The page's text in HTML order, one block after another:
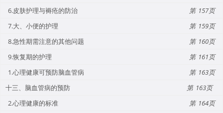
6.皮肤护理与褥疮的防治
157
7.大、小便的护理
159
8.急性期需注意的其他问题
160
9.恢复期的护理
161
1.心理健康可预防脑血管病
163
十三、脑血管病的预防
163
2.心理健康的标准
164